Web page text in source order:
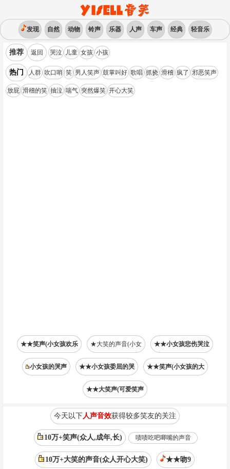
发现 自然 动物 铃声 乐器 人声 车声 经典 轻音乐
推荐 返回 哭泣 儿童 女孩 小孩
热门 人群 吹口哨 笑 男人笑声 鼓掌叫好 歌唱 抓挠 滑稽 疯了 邪恶笑声
放屁 滑稽的笑 抽泣 喘气 突然爆笑 开心大笑
★★笑声(小女孩欢乐 ★大笑的声音(小女 ★★小女孩悲伤哭泣
小女孩的哭声 ★★小女孩委屈的哭 ★★笑声(小女孩的大
★★大笑声(可爱笑声
今天以下人声音效获得较多笑友的关注
10万+笑声(众人,成年,长) 啧啧吃吧唧嘴的声音
10万+大笑的声音(众人开心大笑) ★★吻9